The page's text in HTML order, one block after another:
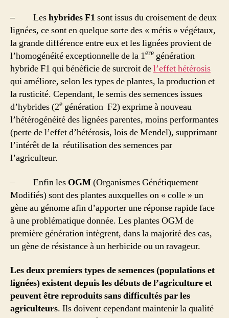
– Leshybrides F1 sont issus du croisement de deux
lignées, ce sont en quelque sorte des « métis » végétaux,
la grande différence entre eux et les lignées provient de
l’homogénéité exceptionnelle de la 1ere génération
hybride F1 qui bénéficie de surcroit del’effet hétérosis
qui améliore, selon les types de plantes, la production et
la rusticité. Cependant, le semis des semences issues
d’hybrides (2e génération F2) exprime à nouveau
l’hétérogénéité des lignées parentes, moins performantes
(perte de l’effet d’hétérosis, lois de Mendel), supprimant
l’intérêt de la réutilisation des semences par
l’agriculteur.
– Enfin les OGM(Organismes Génétiquement
Modifiés) sont des plantes auxquelles on « colle » un
gène au génome afin d’apporter une réponse rapide face
à une problématique donnée. Les plantes OGM de
première génération intègrent, dans la majorité des cas,
un gène de résistance à un herbicide ou un ravageur.
Les deux premiers types de semences (populations et
lignées) existent depuis les débuts de l’agriculture et
peuvent être reproduits sans difficultés par les
agriculteurs. Ils doivent cependant maintenir la qualité